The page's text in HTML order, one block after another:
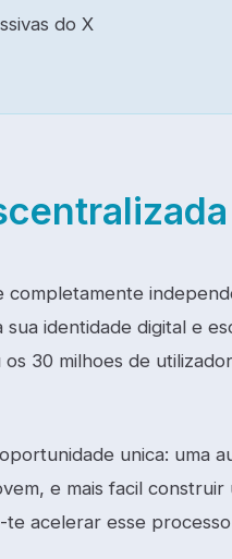
do X
identidade digital e
30 milhoes de
unica: uma
e mais facil construir
te acelerar esse